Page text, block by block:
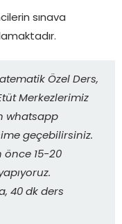
sınava
Özel Ders,
Merkezlerimiz
whatsapp
geçebilirsiniz.
önce 15-20
40 dk ders